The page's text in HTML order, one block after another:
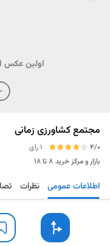
اولین عکس
مجتمع کشاورزی زمانی
4/0
1 رای
بازار و مرکز خرید ۸ تا ۱۸
مسیریابی
اطلاعات عمومی نظرات